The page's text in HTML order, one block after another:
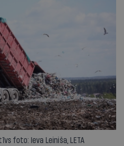
foto: Ieva Leiniša, LETA